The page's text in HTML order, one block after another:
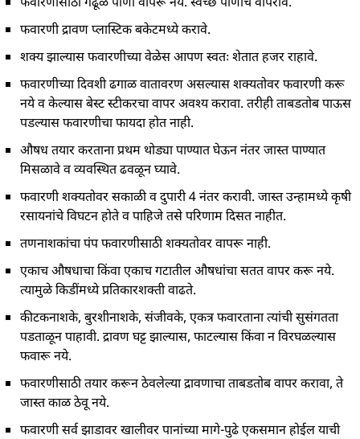
फवारणी द्रावण प्लास्टिक बकेटमध्ये करावे.
शक्य झाल्यास फवारणीच्या वेळेस आपण स्वतः शेतात हजर राहावे.
फवारणीच्या दिवशी ढगाळ वातावरण असल्यास शक्यतोवर फवारणी करू
नये व केल्यास बेस्ट स्टीकरचा वापर अवश्य करावा. तरीही ताबडतोब पाऊस
पडल्यास फवारणीचा फायदा होत नाही.
औषध तयार करताना प्रथम थोड्या पाण्यात घेऊन नंतर जास्त पाण्यात
मिसळावे व व्यवस्थित ढवळून घ्यावे.
फवारणी शक्यतोवर सकाळी व दुपारी 4 नंतर करावी. जास्त उन्हामध्ये कृषी
रसायनांचे विघटन होते व पाहिजे तसे परिणाम दिसत नाहीत.
तणनाशकांचा पंप फवारणीसाठी शक्यतोवर वापरू नाही.
एकाच औषधाचा किंवा एकाच गटातील औषधांचा सतत वापर करू नये.
त्यामुळे किडींमध्ये प्रतिकारशक्ती वाढते.
कीटकनाशके, बुरशीनाशके, संजीवके, एकत्र फवारताना त्यांची सुसंगतता
पडताळून पाहावी. द्रावण घट्ट झाल्यास, फाटल्यास किंवा न विरघळल्यास
फवारू नये.
फवारणीसाठी तयार करून ठेवलेल्या द्रावणाचा ताबडतोब वापर करावा, ते
जास्त काळ ठेवू नये.
फवारणी सर्व झाडावर खालीवर पानांच्या मागे-पुढे एकसमान होईल याची